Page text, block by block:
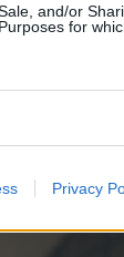
and/or
for
Privacy
su
– sakė